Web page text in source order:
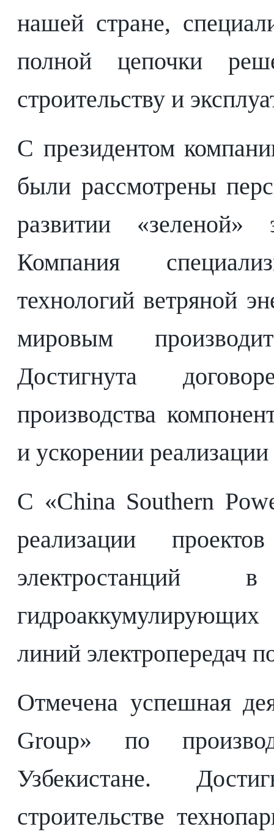
нашей стране,
полной цепочки
строительству и
С президентом
были рассмотрены
развитии «зеленой»
Компания
технологий ветряной
мировым
Достигнута
производства
и ускорении
С «China Southern
реализации
электростанций
линий электропередач
Отмечена успешная
Group» по
Узбекистане.
строительстве